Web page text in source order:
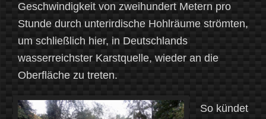
Geschwindigkeit von zweihundert Metern pro
Stunde durch unterirdische Hohlräume strömten,
um schließlich hier, in Deutschlands
wasserreichster Karstquelle, wieder an die
Oberfläche zu treten.
So kündet